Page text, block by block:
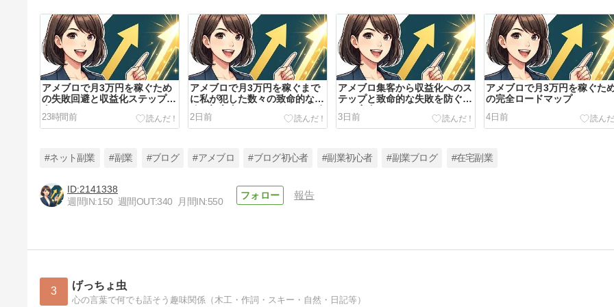
アメブロで月3万円を稼ぐため
の失敗回避と収益化ステップ完
全ガイド
23時間前
アメブロで月3万円を稼ぐまで
に私が犯した数々の致命的な失
敗と初心者からでもゼロから確
実に収益化
2日前
アメブロ集客から収益化へのス
テップと致命的な失敗を防ぐた
めの完全ガイド
3日前
アメブロで月3万円を稼ぐた
の完全ロードマップ
4日前
5日前
#ネット副業 #副業 #ブログ #アメブロ #ブログ初心者 #副業初心者 #副業ブログ #在宅副業
2141338
週間IN:150 週間OUT:340 月間IN:550
報告
3 げっちょ虫
心の言葉で何でも話そう趣味関係（木工・作詞・スキー・自然・日記等）